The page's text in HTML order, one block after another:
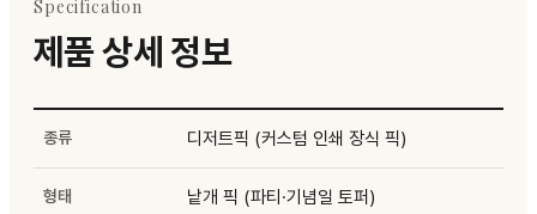
Specification
제품 상세 정보
종류 디저트픽 (커스텀 인쇄 장식 픽)
형태 낱개 픽 (파티·기념일 토퍼)